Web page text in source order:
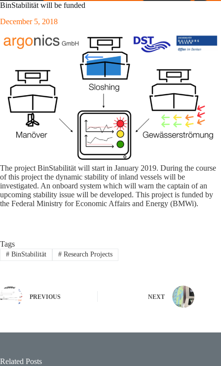
BinStabilität will be funded
December 5, 2018
The project BinStabilität will start in January 2019. During the course
of this project the dynamic stability of inland vessels will be
investigated. An onboard system which will warn the captain of an
upcoming stability issue will be developed. This project is funded by
the Federal Ministry for Economic Affairs and Energy (BMWi).
Tags
#BinStabilität #Research Projects
PREVIOUS NEXT
Related Posts